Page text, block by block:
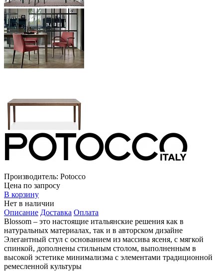
Производитель: Potocco
Цена по запросу
В корзину
Нет в наличии
Описание Доставка Оплата
Blossom – это настоящие итальянские решения как в
натуральных материалах, так и в авторском дизайне
Элегантный стул с основанием из массива ясеня, с мягкой
спинкой, дополнены стильным столом, выполненным в
высокой эстетике минимализма с элементами традиционной
ремесленной культуры